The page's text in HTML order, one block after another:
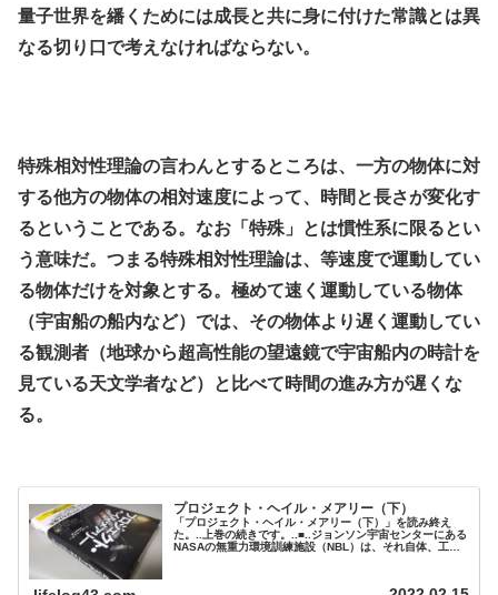
量子世界を繙くためには成長と共に身に付けた常識とは異
なる切り口で考えなければならない。
特殊相対性理論の言わんとするところは、一方の物体に対
する他方の物体の相対速度によって、時間と長さが変化す
るということである。なお「特殊」とは慣性系に限るとい
う意味だ。つまる特殊相対性理論は、等速度で運動してい
る物体だけを対象とする。極めて速く運動している物体
（宇宙船の船内など）では、その物体より遅く運動してい
る観測者（地球から超高性能の望遠鏡で宇宙船内の時計を
見ている天文学者など）と比べて時間の進み方が遅くな
る。
プロジェクト・ヘイル・メアリー（下）
「プロジェクト・ヘイル・メアリー（下）」を読み終え
た。..上巻の続きです。..■..ジョンソン宇宙センターにある
NASAの無重力環境訓練施設（NBL）は、それ自体、工学